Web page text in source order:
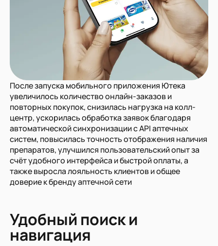
После запуска мобильного приложения Ютека
увеличилось количество онлайн-заказов и
повторных покупок, снизилась нагрузка на колл-
центр, ускорилась обработка заявок благодаря
автоматической синхронизации с API аптечных
систем, повысилась точность отображения наличия
препаратов, улучшился пользовательский опыт за
счёт удобного интерфейса и быстрой оплаты, а
также выросла лояльность клиентов и общее
доверие к бренду аптечной сети
Удобный поиск и
навигация